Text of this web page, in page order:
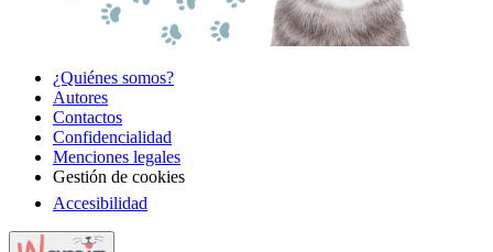
¿Quiénes somos?
Autores
Contactos
Confidencialidad
Menciones legales
Gestión de cookies
Accesibilidad